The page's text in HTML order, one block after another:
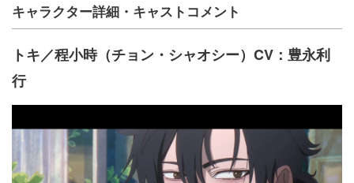
キャラクター詳細・キャストコメント
トキ／程小時（チョン・シャオシー）CV：豊永利
行